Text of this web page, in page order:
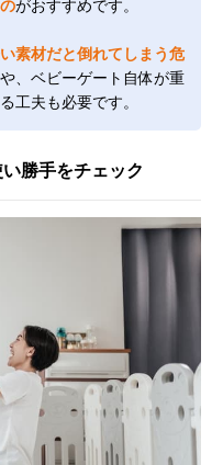
がおすすめです。
素材だと倒れてしまう危
、ベビーゲート自体が重
工夫も必要です。
勝手をチェック